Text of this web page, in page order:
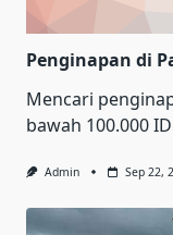
Penginapan di
Mencari
bawah 100.000
Admin Sep 22,